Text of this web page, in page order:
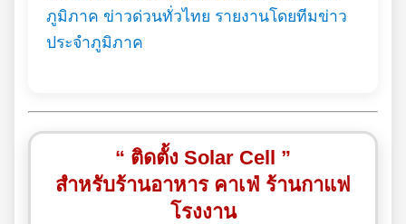
ภูมิภาค ข่าวด่วนทั่วไทย รายงานโดยทีมข่าว
ประจำภูมิภาค
“ ติดตั้ง Solar Cell ”
สำหรับร้านอาหาร คาเฟ่ ร้านกาแฟ
โรงงาน